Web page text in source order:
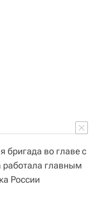
бригада во главе с
работала главным
России